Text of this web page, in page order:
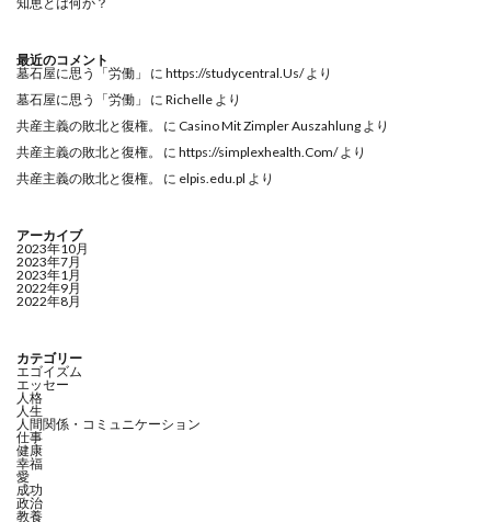
最近のコメント
墓石屋に思う「労働」
に https://studycentral.Us/より
墓石屋に思う「労働」
に Richelle より
共産主義の敗北と復権。
に Casino Mit Zimpler Auszahlung より
共産主義の敗北と復権。
に https://simplexhealth.Com/より
共産主義の敗北と復権。
に elpis.edu.pl より
アーカイブ
2023年10月
2023年7月
2023年1月
2022年9月
2022年8月
カテゴリー
エゴイズム
エッセー
人格
人生
人間関係・コミュニケーション
仕事
健康
幸福
愛
成功
政治
教養